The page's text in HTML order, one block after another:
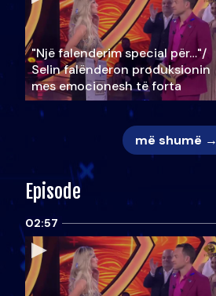
"Një falenderim special për…"/
Selin falënderon produksionin
mes emocionesh të forta
më shumë →
Episode
02:57